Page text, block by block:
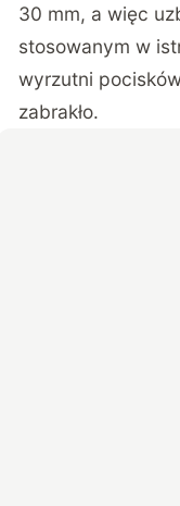
30 mm, a więc
stosowanym w
wyrzutni
zabrakło.